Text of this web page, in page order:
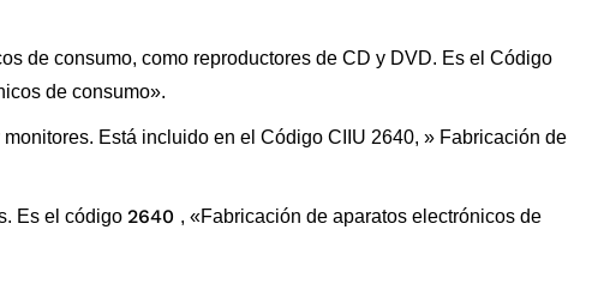
de consumo, como reproductores de CD y DVD. Es el Código
de consumo».
Está incluido en el Código CIIU 2640, » Fabricación de
Es el código 2640 , «Fabricación de aparatos electrónicos de